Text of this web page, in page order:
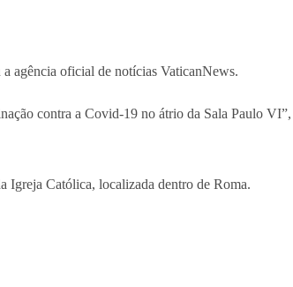
agência oficial de notícias VaticanNews.
contra a Covid-19 no átrio da Sala Paulo
Igreja Católica, localizada dentro de Roma.